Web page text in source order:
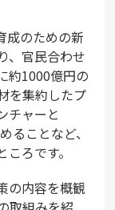
成のための新
、官民合わせ
約1000億円の
を集約したプ
チャーと
ることなど、
ろです。
の内容を概観